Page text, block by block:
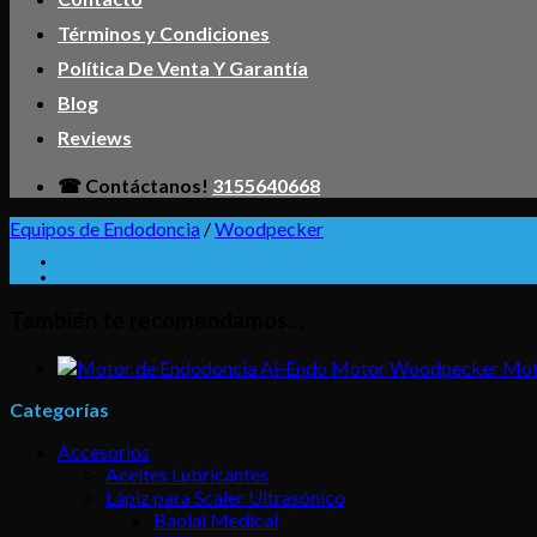
Términos y Condiciones
Política De Venta Y Garantía
Blog
Reviews
☎ Contáctanos! 3155640668
Equipos de Endodoncia /Woodpecker
Categorías
Accesorios
Aceites Lubricantes
Lápiz para Scaler Ultrasónico
Baolai Medical